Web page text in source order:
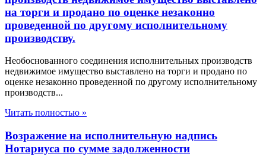
на торги и продано по оценке незаконно
проведенной по другому исполнительному
производству.
Необоснованного соединения исполнительных производств
недвижимое имущество выставлено на торги и продано по
оценке незаконно проведенной по другому исполнительному
производств...
Читать полностью »
Возражение на исполнительную надпись
Нотариуса по сумме задолженности